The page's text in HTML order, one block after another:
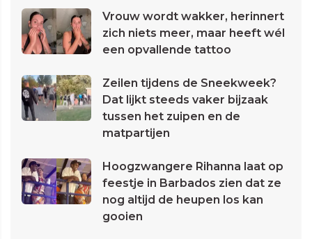
Vrouw wordt wakker, herinnert
zich niets meer, maar heeft wél
een opvallende tattoo
Zeilen tijdens de Sneekweek?
Dat lijkt steeds vaker bijzaak
tussen het zuipen en de
matpartijen
Hoogzwangere Rihanna laat op
feestje in Barbados zien dat ze
nog altijd de heupen los kan
gooien